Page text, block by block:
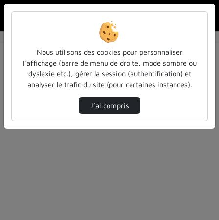
Résultats de la recherche
Filtres actifs (cliquer pour en retirer) :
colloques-et-conferences
education Allemand ia
Nous utilisons des cookies pour personnaliser
l’affichage (barre de menu de droite, mode sombre ou
dyslexie etc.), gérer la session (authentification) et
analyser le trafic du site (pour certaines instances).
J’ai compris